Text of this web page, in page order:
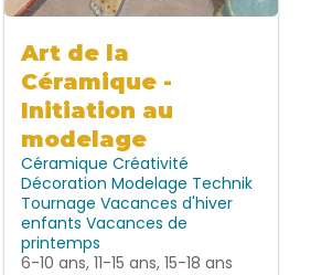
Art de la
Céramique -
Initiation au
modelage
Céramique Créativité
Décoration Modelage Technik
Tournage Vacances d'hiver
enfants Vacances de
printemps
6-10 ans, 11-15 ans, 15-18 ans